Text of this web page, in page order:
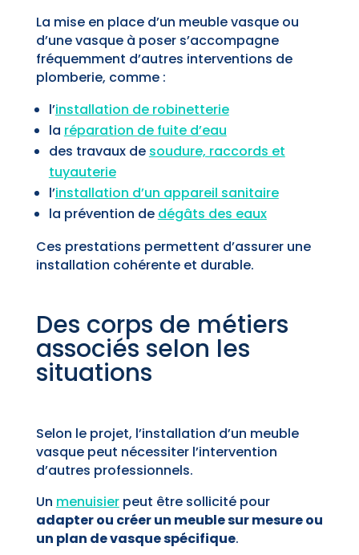
La mise en place d’un meuble vasque ou
d’une vasque à poser s’accompagne
fréquemment d’autres interventions de
plomberie, comme :
l’installation de robinetterie
la réparation de fuite d’eau
des travaux de soudure, raccords et
tuyauterie
l’installation d’un appareil sanitaire
la prévention de dégâts des eaux
Ces prestations permettent d’assurer une
installation cohérente et durable.
Des corps de métiers
associés selon les
situations
Selon le projet, l’installation d’un meuble
vasque peut nécessiter l’intervention
d’autres professionnels.
Un menuisierpeut être sollicité pour
adapter ou créer un meuble sur mesure ou
un plan de vasque spécifique.